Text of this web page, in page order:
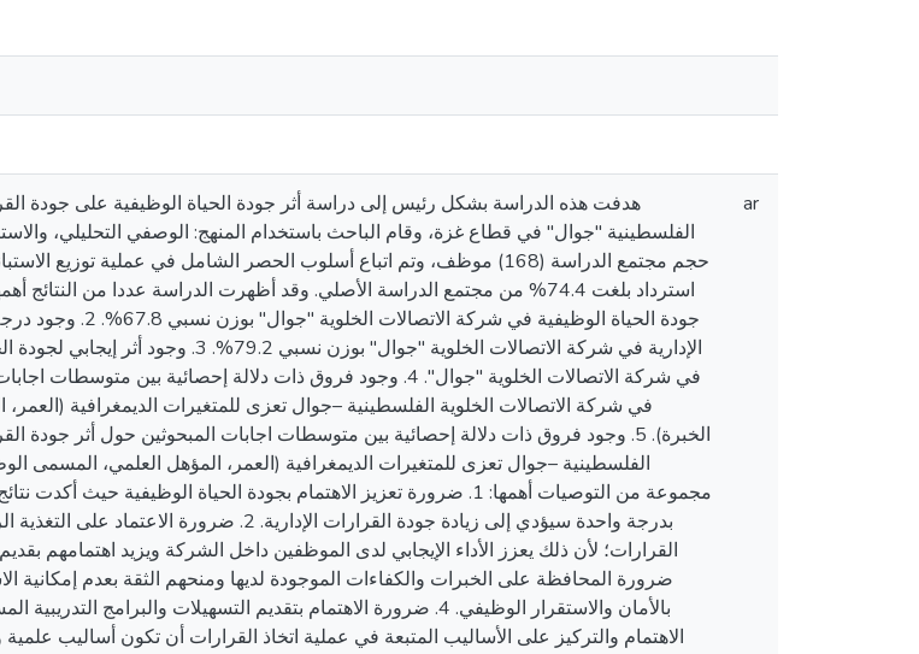
هدفت هذه الدراسة بشكل رئيس إلى دراسة أثر جودة الحياة الوظيفية على جودة
الفلسطينية "جوال" في قطاع غزة، وقام الباحث باستخدام المنهج: الوصفي التحليلي،
جودة الحياة الوظيفية
الإدارية في شركة الاتصالات الخلوية "جوال"
في شركة الاتصالات الخلوية "جوال". 4. وجود فروق ذات دلالة إحصائية
في شركة الاتصالات الخلوية الفلسطينية –جوال تعزى للمتغيرات الديمغرافية
الخبرة). 5. وجود فروق ذات دلالة إحصائية بين متوسطات اجابات المبحوثين حول أثر جودة
الفلسطينية –جوال تعزى للمتغيرات الديمغرافية (العمر، المؤهل العلمي، المسمى
مجموعة من التوصيات أهمها: 1. ضرورة تعزيز الاهتمام بجودة الحياة الوظيفية
بدرجة واحدة سيؤدي إلى زيادة جودة القرارات
ضرورة المحافظة على الخبرات والكفاءات الموجودة لديها ومنحهم الثقة بعدم إمكانية
الاهتمام والتركيز على الأساليب المتبعة في عملية اتخاذ القرارات أن تكون أساليب
ar